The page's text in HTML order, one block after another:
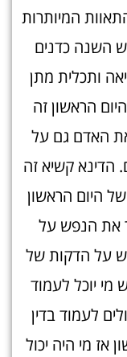
המיותרות
השנה כדנים
ותכלית מתן
הראשון זה
את האדם גם על
קשיא זה
של היום הראשון
את הנפש על
על הדקות של
יוכל לעמוד
לעמוד בדין
אז מי היה יכול